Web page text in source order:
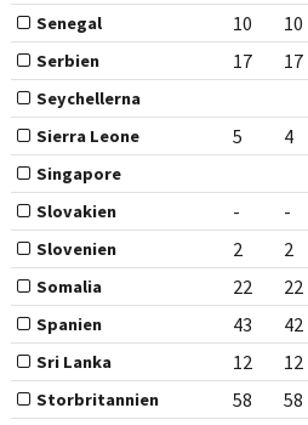
Senegal 10 10
Serbien 17 17
Seychellerna
Sierra Leone
5 4
Singapore
Slovakien
- -
Slovenien 2 2
Somalia 22 22
Spanien 43 42
Sri Lanka 12 12
Storbritannien 58 58